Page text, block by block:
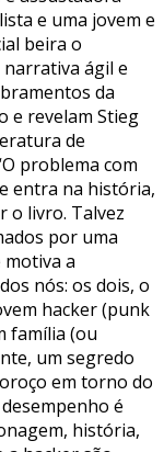
e uma jovem e
beira o
ágil e
da
e revelam Stieg
de
problema com
entra na história,
o livro. Talvez
por uma
motiva a
nós: os dois, o
hacker (punk
família (ou
um segredo
em torno do
é
história,